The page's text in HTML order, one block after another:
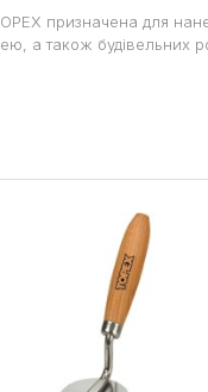
призначена для
а також будівельних